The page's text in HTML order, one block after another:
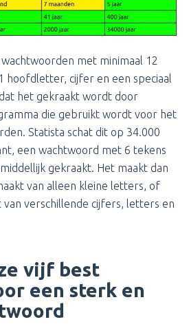
met minimaal 12
hoofdletter, cijfer en een speciaal
het gekraakt wordt door
die gebruikt wordt voor het
Statista schat dit op 34.000
een wachtwoord met 6 tekens
gekraakt. Het maakt dan
van alleen kleine letters, of
van verschillende cijfers, letters en
vijf best
een sterk en